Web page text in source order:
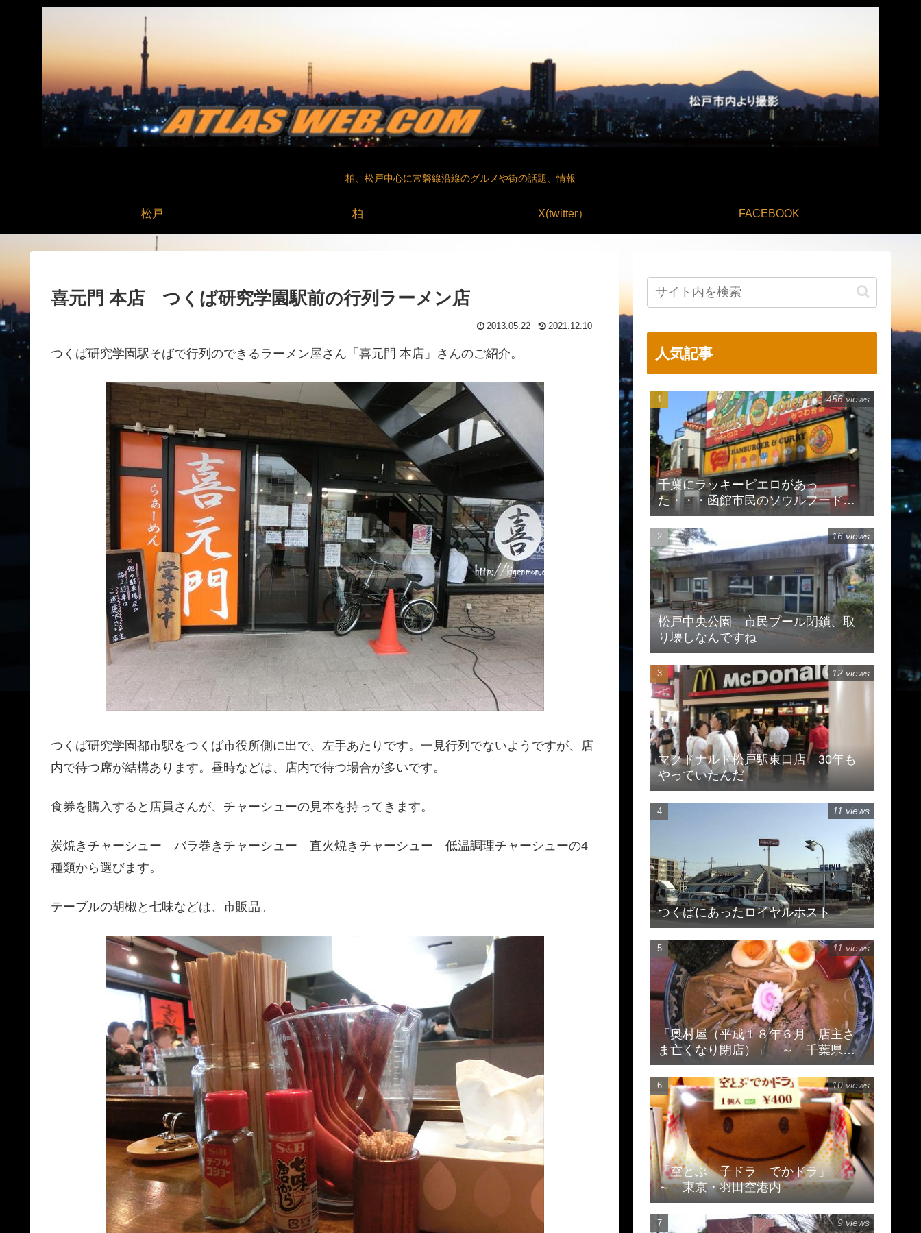
柏、松戸中心に常磐線沿線のグルメや街の話題、情報
松戸 柏 X(twitter） FACEBOOK
喜元門 本店 つくば研究学園駅前の行列ラーメン店
2013.05.22 2021.12.10
つくば研究学園駅そばで行列のできるラーメン屋さん「喜元門 本店」さんのご紹介。
つくば研究学園都市駅をつくば市役所側に出で、左手あたりです。一見行列でないようですが、店
内で待つ席が結構あります。昼時などは、店内で待つ場合が多いです。
食券を購入すると店員さんが、チャーシューの見本を持ってきます。
炭焼きチャーシュー バラ巻きチャーシュー 直火焼きチャーシュー 低温調理チャーシューの4
種類から選びます。
テーブルの胡椒と七味などは、市販品。
人気記事
千葉にラッキーピエロがあっ
た・・・函館市民のソウルフードで
有名
456 views
松戸中央公園 市民プール閉鎖、取
り壊しなんですね
16 views
マクドナルド松戸駅東口店 30年も
やっていたんだ
12 views
つくばにあったロイヤルホスト
11 views
「奥村屋（平成１８年６月 店主さ
ま亡くなり閉店）」 ～ 千葉県柏
市豊住
11 views
「空とぶ 子ドラ でかドラ」
～ 東京・羽田空港内
10 views
9 views